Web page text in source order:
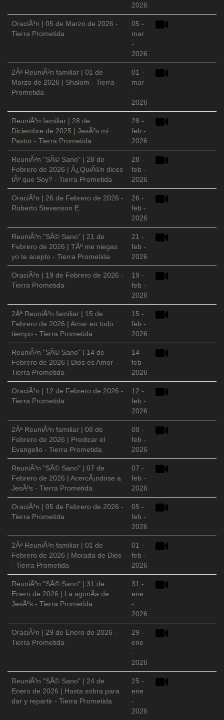
2026
OraciÃ³n | 05 de Marzo de 2026 -
Tierra Prometida
05 -
mar
-
2026
2Âª ReuniÃ³n familiar | 01 de
Marzo de 2026 | Shalom - Tierra
Prometida
01 -
mar
-
2026
ReuniÃ³n familiar | 28 de
Diciembre de 2025 | JesÃºs mi
Pastor - Tierra Prometida
28 -
feb -
2026
ReuniÃ³n "SÃ© Sano" | 28 de
Febrero de 2026 | Â¿QuiÃ©n dices
tÃº que Soy? - Tierra Prometida
28 -
feb -
2026
OraciÃ³n | 26 de Febrero de 2026 -
Roberto Stevenson E.
26 -
feb -
2026
ReuniÃ³n "SÃ© Sano" | 21 de
Febrero de 2026 | TÃº me niegas
yo te acepto - Tierra Prometida
21 -
feb -
2026
OraciÃ³n | 19 de Febrero de 2026 -
Tierra Prometida
19 -
feb -
2026
2Âª ReuniÃ³n familiar | 15 de
Febrero de 2026 | Amar en todo
tiempo - Tierra Prometida
15 -
feb -
2026
ReuniÃ³n "SÃ© Sano" | 14 de
Febrero de 2026 | Dios es Amor -
Tierra Prometida
14 -
feb -
2026
OraciÃ³n | 12 de Febrero de 2026 -
Tierra Prometida
12 -
feb -
2026
2Âª ReuniÃ³n familiar | 08 de
Febrero de 2026 | Predicar el
Evangelio - Tierra Prometida
08 -
feb -
2026
ReuniÃ³n "SÃ© Sano" | 07 de
Febrero de 2026 | AcercÃ¡ndose a
JesÃºs - Tierra Prometida
07 -
feb -
2026
OraciÃ³n | 05 de Febrero de 2026 -
Tierra Prometida
05 -
feb -
2026
2Âª ReuniÃ³n familiar | 01 de
Febrero de 2026 | Morada de Dios
- Tierra Prometida
01 -
feb -
2026
ReuniÃ³n "SÃ© Sano" | 31 de
Enero de 2026 | La agonÃ­a de
JesÃºs - Tierra Prometida
31 -
ene
-
2026
OraciÃ³n | 29 de Enero de 2026 -
Tierra Prometida
29 -
ene
-
2026
ReuniÃ³n "SÃ© Sano" | 24 de
Enero de 2026 | Hasta sobra para
dar y repartir - Tierra Prometida
25 -
ene
-
2026